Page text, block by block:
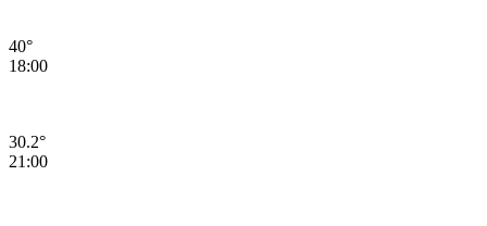
40°
18:00
30.2°
21:00